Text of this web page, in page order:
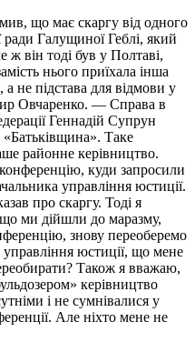
що має скаргу від одного
ради Галущиної Геблі, який
ж він тоді був у Полтаві,
нього приїхала інша
не підстава для відмови у
Овчаренко. — Справа в
Геннадій Супрун
Таке
районне керівництво.
куди запросили
управління юстиції.
про скаргу. Тоді я
що ми дійшли до маразму,
знову переоберемо
юстиції, що мене
Також я вважаю,
керівництво
і не сумнівалися у
Але ніхто мене не